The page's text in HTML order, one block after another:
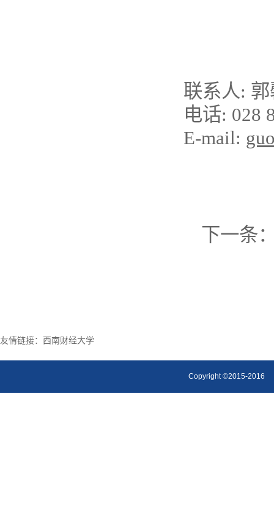
联系人:
电话: 028
E-mail:
下一条
友情链接： 西南财经大学
Copyright ©2015-2016